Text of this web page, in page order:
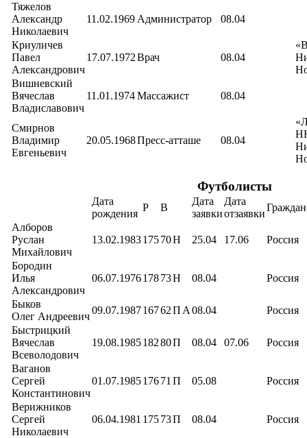
Тяжелов
Александр
Николаевич
11.02.1969 Администратор 08.04
Криуличев
Павел
Александрович
17.07.1972Врач 08.04
Вишневский
Вячеслав
Владиславович
11.01.1974Массажист 08.04
Смирнов
Владимир
Евгеньевич
20.05.1968Пресс-атташе 08.04
Футболисты
Дата
рождения
Р В
Дата
заявки
Дата
отзаявки
Алборов
Руслан
Михайлович
13.02.198317570Н 25.04 17.06 Россия
Бородин
Илья
Александрович
06.07.197617873Н 08.04 Россия
Быков
Олег Андреевич
09.07.198716762П А 08.04
Россия
Быстрицкий
Вячеслав
Всеволодович
19.08.198518280П 08.04 07.06 Россия
Ваганов
Сергей
Константинович
01.07.198517671 П 05.08 Россия
Верижников
Сергей
Николаевич
06.04.1981 17573П 08.04 Россия